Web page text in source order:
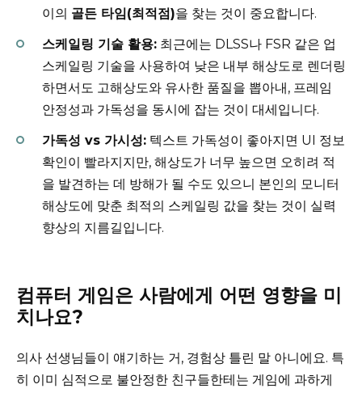
이의 골든 타임(최적점)을 찾는 것이 중요합니다.
스케일링 기술 활용: 최근에는 DLSS나 FSR 같은 업
스케일링 기술을 사용하여 낮은 내부 해상도로 렌더링
하면서도 고해상도와 유사한 품질을 뽑아내, 프레임
안정성과 가독성을 동시에 잡는 것이 대세입니다.
가독성 vs 가시성: 텍스트 가독성이 좋아지면 UI 정보
확인이 빨라지지만, 해상도가 너무 높으면 오히려 적
을 발견하는 데 방해가 될 수도 있으니 본인의 모니터
해상도에 맞춘 최적의 스케일링 값을 찾는 것이 실력
향상의 지름길입니다.
컴퓨터 게임은 사람에게 어떤 영향을 미
치나요?
의사 선생님들이 얘기하는 거, 경험상 틀린 말 아니에요. 특
히 이미 심적으로 불안정한 친구들한테는 게임에 과하게